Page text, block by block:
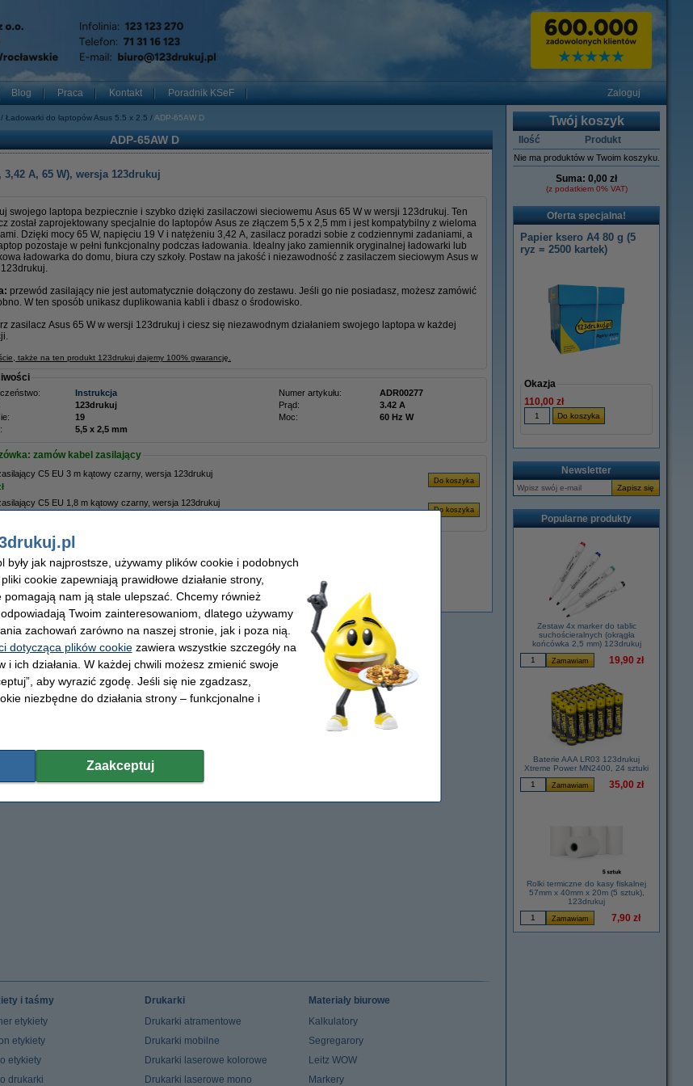
Blog Praca Kontakt Poradnik KSeF Zaloguj
Ładowarki do laptopów Asus 5.5 x 2.5 ADP-65AW D
ADP-65AW D
A, 65 W), wersja 123drukuj
swojego laptopa bezpiecznie i szybko dzięki zasilaczowi sieciowemu Asus 65 W w wersji 123drukuj. Ten
został zaprojektowany specjalnie do laptopów Asus ze złączem 5,5 x 2,5 mm i jest kompatybilny z wieloma
Dzięki mocy 65 W, napięciu 19 V i natężeniu 3,42 A, zasilacz poradzi sobie z codziennymi zadaniami, a
pozostaje w pełni funkcjonalny podczas ładowania. Idealny jako zamiennik oryginalnej ładowarki lub
ładowarka do domu, biura czy szkoły. Postaw na jakość i niezawodność z zasilaczem sieciowym Asus w
przewód zasilający nie jest automatycznie dołączony do zestawu. Jeśli go nie posiadasz, możesz zamówić
W ten sposób unikasz duplikowania kabli i dbasz o środowisko.
zasilacz Asus 65 W w wersji 123drukuj i ciesz się niezawodnym działaniem swojego laptopa w każdej
także na ten produkt 123drukuj dajemy 100% gwarancję.
Instrukcja Numer artykułu:
ADR00277
123drukuj Prąd:
3.42 A
19 Moc:
60 Hz W
5,5 x 2,5 mm
zamów kabel zasilający
C5 EU 3 m kątowy czarny, wersja 123drukuj
C5 EU 1,8 m kątowy czarny, wersja 123drukuj
na wtorek
VAT Dostępny
Twój koszyk
Ilość Produkt
Nie ma produktów w Twoim koszyku.
Suma: 0,00 zł
(z podatkiem 0% VAT)
Oferta specjalna!
Papier ksero A4 80 g (5
ryz = 2500 kartek)
Okazja
110,00 zł
Newsletter
Popularne produkty
Zestaw 4x marker do tablic
suchościeralnych (okrągła
końcówka 2,5 mm) 123drukuj
19,90 zł
Baterie AAA LR03 123drukuj
Xtreme Power MN2400, 24 sztuki
35,00 zł
Rolki termiczne do kasy fiskalnej
57mm x 40mm x 20m (5 sztuk),
123drukuj
7,90 zł
i taśmy
etykiety
etykiety
etykiety
drukarki
Drukarki
Drukarki atramentowe
Drukarki mobilne
Drukarki laserowe kolorowe
Drukarki laserowe mono
Materiały biurowe
Kalkulatory
Segregarory
Leitz WOW
Markery
były jak najprostsze, używamy plików cookie i podobnych
cookie zapewniają prawidłowe działanie strony,
pomagają nam ją stale ulepszać. Chcemy również
Twoim zainteresowaniom, dlatego używamy
zachowań zarówno na naszej stronie, jak i poza nią.
dotycząca plików cookiezawiera wszystkie szczegóły na
i ich działania. W każdej chwili możesz zmienić swoje
aby wyrazić zgodę. Jeśli się nie zgadzasz,
niezbędne do działania strony – funkcjonalne i
Zaakceptuj